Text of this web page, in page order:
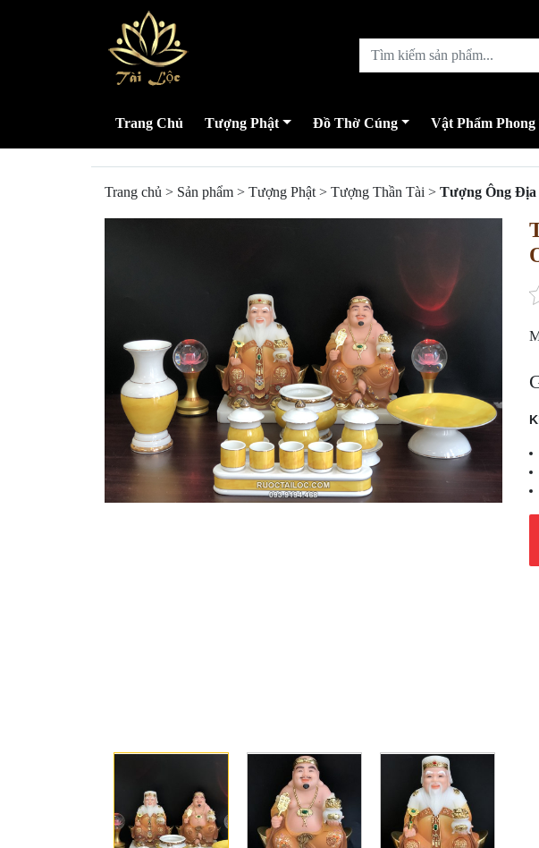
Trang Chủ Tượng Phật Đồ Thờ Cúng Vật Phẩm
Trang chủ > Sản phẩm > Tượng Phật > Tượng Thần Tài > Tượng Ông Địa